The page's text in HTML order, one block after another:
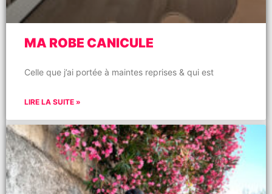
MA ROBE CANICULE
Celle que j’ai portée à maintes reprises & qui est
LIRE LA SUITE »